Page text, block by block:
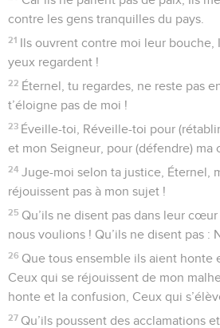
contre les gens tranquilles du pays.
21 Ils ouvrent contre moi leur bouche,
yeux regardent !
22 Éternel, tu regardes, ne reste pas
t’éloigne pas de moi !
23 Éveille-toi, Réveille-toi pour
et mon Seigneur, pour (défendre) ma
24 Juge-moi selon ta justice, Éternel,
réjouissent pas à mon sujet !
25 Qu’ils ne disent pas dans leur
nous voulions ! Qu’ils ne disent pas :
26 Que tous ensemble ils aient honte
Ceux qui se réjouissent de mon
honte et la confusion, Ceux qui
27 Qu’ils poussent des acclamations